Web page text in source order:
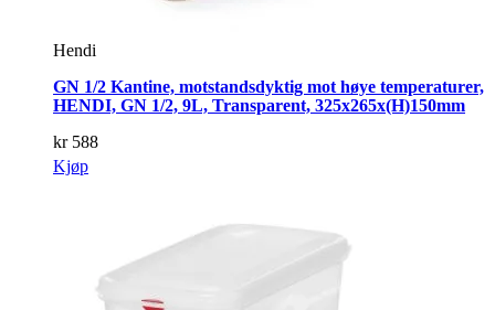
Hendi
GN 1/2 Kantine, motstandsdyktig mot høye temperaturer,
HENDI, GN 1/2, 9L, Transparent, 325x265x(H)150mm
kr588
Kjøp